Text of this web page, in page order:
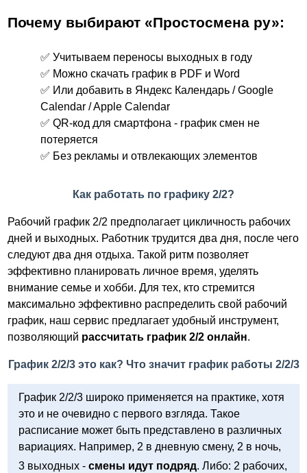
Почему выбирают «Простосмена ру»:
✅ Учитываем переносы выходных в году
✅ Можно скачать график в PDF и Word
✅ Или добавить в Яндекс Календарь / Google
Calendar / Apple Calendar
✅ QR-код для смартфона - график смен не
потеряется
✅ Без рекламы и отвлекающих элементов
Как работать по графику 2/2?
Рабочий график 2/2 предполагает цикличность рабочих
дней и выходных. Работник трудится два дня, после чего
следуют два дня отдыха. Такой ритм позволяет
эффективно планировать личное время, уделять
внимание семье и хобби. Для тех, кто стремится
максимально эффективно распределить свой рабочий
график, наш сервис предлагает удобный инструмент,
позволяющий рассчитать график 2/2 онлайн.
График 2/2/3 это как? Что значит график работы 2/2/3
График 2/2/3 широко применяется на практике, хотя
это и не очевидно с первого взгляда. Такое
расписание может быть представлено в различных
вариациях. Например, 2 в дневную смену, 2 в ночь,
3 выходных -смены идут подряд. Либо: 2 рабочих,